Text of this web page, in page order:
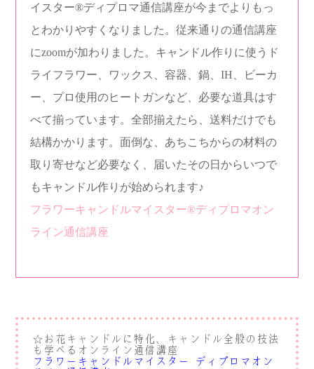
イスター®︎ディプロマ通信講座が今までよりもっ
とわかりやすくなりました。従来通りの通信講座
にzoomが加わりました。キャンドル作りに使うド
ライフラワー、ワックス、容器、鍋、IH、ビーカ
ー、プロ使用のヒートガンなど、必要な道具はす
べて揃っています。全部揃えたら、送料だけでも
結構かかります。面倒な、あちこちからの材料の
取り寄せなど必要なく、届いたその日からいつで
もキャンドル作りが始められます♪
フラワーキャンドルマイスター®︎ディプロマオン
ライン通信講座
☆ お花キャンドルに特化、キャンドル全般の技法
も学べるオンライン通信講座
フラワーキャンドルマイスター®︎ディプロマオン